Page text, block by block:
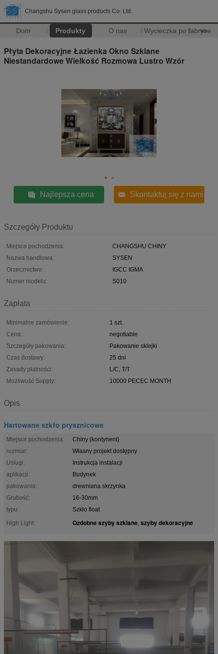
Changshu Sysen glass products Co. Ltd.
Dom Produkty O nas Wycieczka po fabryce
>>
Płyta Dekoracyjne Łazienka Okno Szklane
Niestandardowe Wielkość Rozmowa Lustro Wzór
Najlepsza cena Skontaktuj się z nami
Szczegóły Produktu
Miejsce pochodzenia:
CHANGSHU CHINY
Nazwa handlowa:
SYSEN
Orzecznictwo:
IGCC IGMA
Numer modelu:
S010
Zapłata
Minimalne zamówienie:
1 szt.
Cena:
negotiable
Szczegóły pakowania:
Pakowanie sklejki
Czas dostawy:
25 dni
Zasady płatności:
L/C, T/T
Możliwość Supply:
10000 PECEC MONTH
Opis
Hartowane szkło prysznicowe
Miejsce pochodzenia:
Chiny (kontynent)
rozmiar:
Własny projekt dostępny
Usługi:
Instrukcja instalacji
aplikacji:
Budynek
pakowania:
drewniana skrzynka
Grubość:
16-30mm
typu:
Szkło float
High Light:
Ozdobne szyby szklane, szyby dekoracyjne